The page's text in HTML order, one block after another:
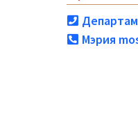
Мэрия